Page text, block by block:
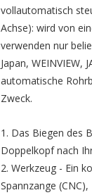
vollautomatisch
Achse): wird von
verwenden nur
Japan, WEINVIEW,
automatische
Zweck.
1. Das Biegen des
Doppelkopf nach
2. Werkzeug - Ein
Spannzange